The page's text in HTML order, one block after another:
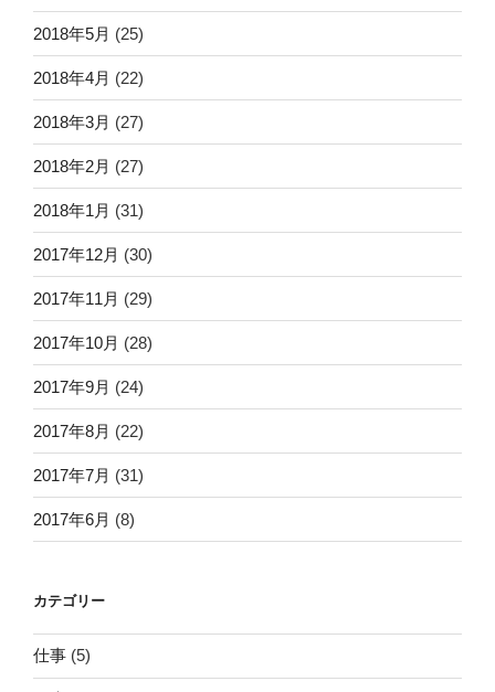
2018年5月 (25)
2018年4月 (22)
2018年3月 (27)
2018年2月 (27)
2018年1月 (31)
2017年12月 (30)
2017年11月 (29)
2017年10月 (28)
2017年9月 (24)
2017年8月 (22)
2017年7月 (31)
2017年6月 (8)
カテゴリー
仕事 (5)